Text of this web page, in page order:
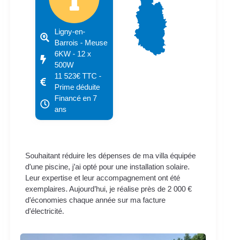
Ligny-en-
Barrois - Meuse
6KW - 12 x
500W
11 523€ TTC -
Prime déduite
Financé en 7
ans
Souhaitant réduire les dépenses de ma villa équipée
d’une piscine, j’ai opté pour une installation solaire.
Leur expertise et leur accompagnement ont été
exemplaires. Aujourd’hui, je réalise près de 2 000 €
d’économies chaque année sur ma facture
d’électricité.